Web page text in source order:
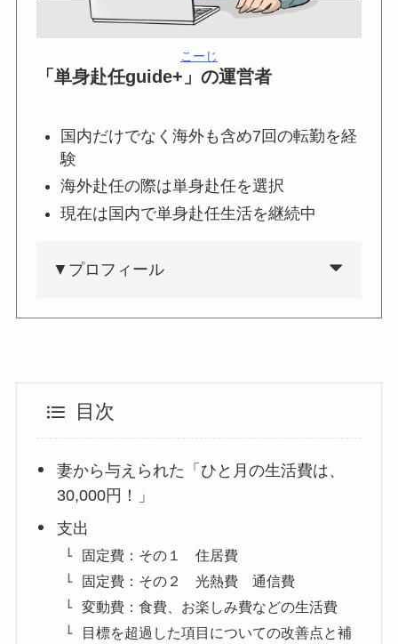
こーじ
「単身赴任guide+」の運営者
国内だけでなく海外も含め7回の転勤を経
験
海外赴任の際は単身赴任を選択
現在は国内で単身赴任生活を継続中
▼プロフィール
目次
妻から与えられた「ひと月の生活費は、
30,000円！」
支出
固定費：その１ 住居費
固定費：その２ 光熱費 通信費
変動費：食費、お楽しみ費などの生活費
目標を超過した項目についての改善点と補